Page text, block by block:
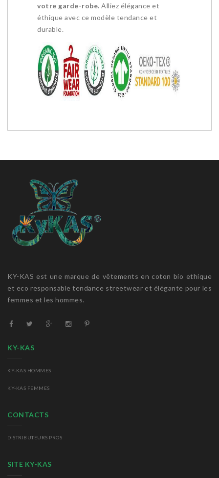
votre garde-robe. Alliez élégance et
éthique avec ce modèle tendance et
durable.
KY-KAS est une marque de vêtements en coton bio ethique
et eco responsable tendance streetwear et élégante pour les
femmes et les hommes.
KY-KAS
KY-KAS HOMMES
KY-KAS FEMMES
CONTACTS
DISTRIBUTEURS PROS
SITE KY-KAS